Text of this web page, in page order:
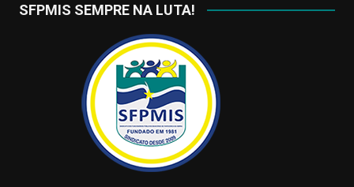
SFPMIS SEMPRE NA LUTA!